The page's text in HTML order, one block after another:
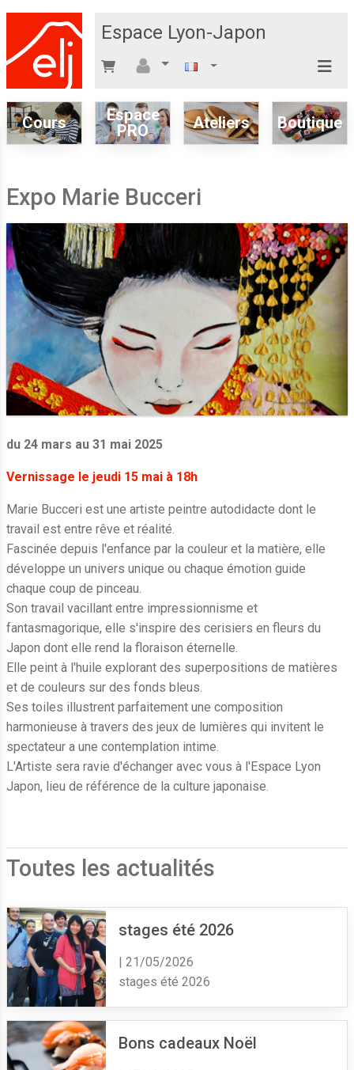
Espace Lyon-Japon
Cours
Espace
PRO
Ateliers Boutique
Expo Marie Bucceri
du 24 mars au 31 mai 2025
Vernissage le jeudi 15 mai à 18h
Marie Bucceri est une artiste peintre autodidacte dont le
travail est entre rêve et réalité.
Fascinée depuis l'enfance par la couleur et la matière, elle
développe un univers unique ou chaque émotion guide
chaque coup de pinceau.
Son travail vacillant entre impressionnisme et
fantasmagorique, elle s'inspire des cerisiers en fleurs du
Japon dont elle rend la floraison éternelle.
Elle peint à l'huile explorant des superpositions de matières
et de couleurs sur des fonds bleus.
Ses toiles illustrent parfaitement une composition
harmonieuse à travers des jeux de lumières qui invitent le
spectateur a une contemplation intime.
L'Artiste sera ravie d'échanger avec vous à l'Espace Lyon
Japon, lieu de référence de la culture japonaise.
Toutes les actualités
stages été 2026
| 21/05/2026
stages été 2026
Bons cadeaux Noël